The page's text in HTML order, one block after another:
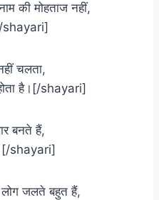
की मोहताज नहीं,
shayari]
चलता,
है।[/shayari]
बनते हैं,
shayari]
जलते बहुत हैं,